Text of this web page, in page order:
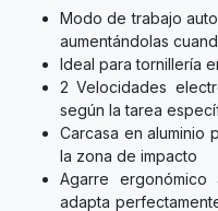
Modo de trabajo
aumentándolas
Ideal para tornillería
2 Velocidades
según la tarea
Carcasa en aluminio
la zona de impacto
Agarre ergonómico
adapta